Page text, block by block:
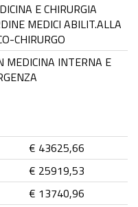
E CHIRURGIA
MEDICI ABILIT.ALLA
CHIRURGO
MEDICINA INTERNA E
€ 43625,66
€ 25919,53
€ 13740,96